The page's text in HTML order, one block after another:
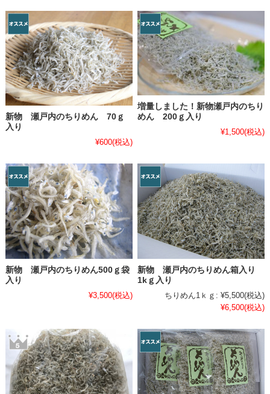
新物 瀬戸内のちりめん 70ｇ
入り
¥600(税込)
増量しました！新物瀬戸内のちり
めん 200ｇ入り
¥1,500(税込)
新物 瀬戸内のちりめん500ｇ袋
入り
¥3,500(税込)
新物 瀬戸内のちりめん箱入り
1kｇ入り
ちりめん1ｋｇ: ¥5,500(税込)
¥6,500(税込)